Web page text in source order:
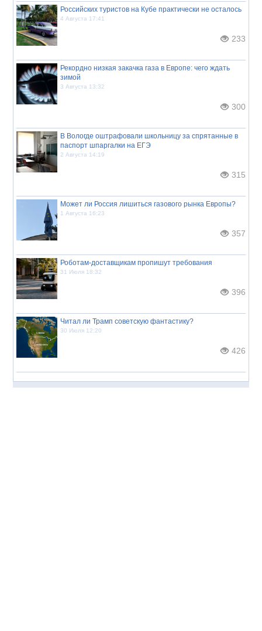
Российских туристов на Кубе практически не осталось
4 Августа 17:41
233
Рекордно низкая закачка газа в Европе: чего ждать
зимой
3 Августа 13:32
300
В Вологде оштрафовали школьницу за спрятанные в
паспорт шпаргалки на ЕГЭ
2 Августа 14:19
315
Может ли Россия лишиться газового рынка Европы?
1 Августа 16:23
357
Роботам-доставщикам пропишут требования
31 Июля 18:32
396
Читал ли Трамп советскую фантастику?
30 Июля 12:20
426